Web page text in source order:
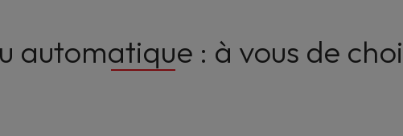
automatique : à vous de